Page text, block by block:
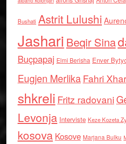
Bushati Astrit Lulushi
Jashari Beqir Sina
Buçpapaj Elmi Berisha Enver
Eugjen MerlikaFahri
shkreli Fritz radovani
Levonja Interviste Keze Kozeta
kosova Kosove Marjana Bulku